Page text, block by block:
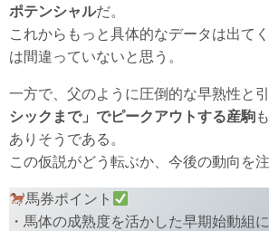
ポテンシャルだ。
これからもっと具体的なデータは出て
は間違っていないと思う。
一方で、父のように圧倒的な早熟性と引
シックまで」でピークアウトする産駒
ありそうである。
この仮説がどう転ぶか、今後の動向を
馬券ポイント
・馬体の成熟度を活かした早期始動組に